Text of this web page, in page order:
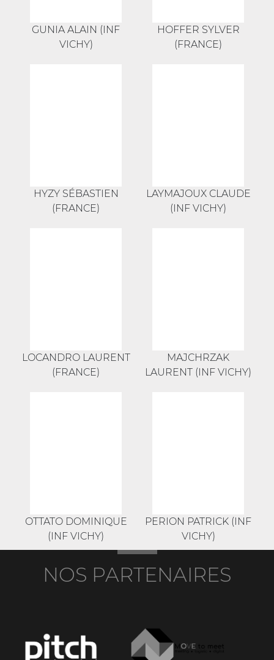
GUNIA ALAIN (INF
VICHY)
HOFFER SYLVER
(FRANCE)
HYZY SÉBASTIEN
(FRANCE)
LAYMAJOUX CLAUDE
(INF VICHY)
LOCANDRO LAURENT
(FRANCE)
MAJCHRZAK
LAURENT (INF VICHY)
OTTATO DOMINIQUE
(INF VICHY)
PERION PATRICK (INF
VICHY)
NOS PARTENAIRES